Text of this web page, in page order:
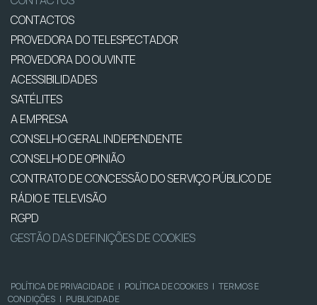
CONTACTOS
PROVEDORA DO TELESPECTADOR
PROVEDORA DO OUVINTE
ACESSIBILIDADES
SATÉLITES
A EMPRESA
CONSELHO GERAL INDEPENDENTE
CONSELHO DE OPINIÃO
CONTRATO DE CONCESSÃO DO SERVIÇO PÚBLICO DE
RÁDIO E TELEVISÃO
RGPD
GESTÃO DAS DEFINIÇÕES DE COOKIES
POLÍTICA DE PRIVACIDADE | POLÍTICA DE COOKIES | TERMOS E
CONDIÇÕES | PUBLICIDADE